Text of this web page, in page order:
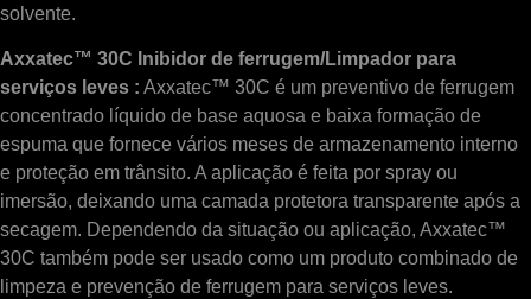
solvente.
Axxatec™ 30C Inibidor de ferrugem/Limpador para
serviços leves : Axxatec™ 30C é um preventivo de ferrugem
concentrado líquido de base aquosa e baixa formação de
espuma que fornece vários meses de armazenamento interno
e proteção em trânsito. A aplicação é feita por spray ou
imersão, deixando uma camada protetora transparente após a
secagem. Dependendo da situação ou aplicação, Axxatec™
30C também pode ser usado como um produto combinado de
limpeza e prevenção de ferrugem para serviços leves.